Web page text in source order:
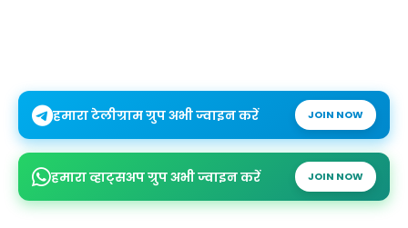
हमारा टेलीग्राम ग्रुप अभी ज्वाइन करें JOIN NOW
हमारा व्हाट्सअप ग्रुप अभी ज्वाइन करें JOIN NOW